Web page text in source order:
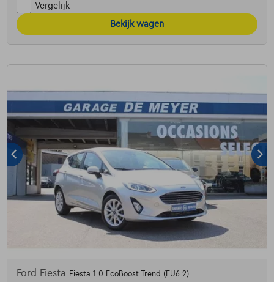
Vergelijk
Bekijk wagen
Ford Fiesta Fiesta 1.0 EcoBoost Trend (EU6.2)